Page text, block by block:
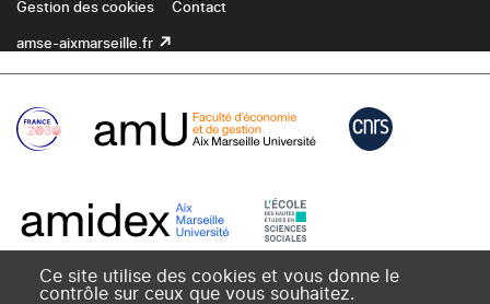
Gestion des cookies Contact
amse-aixmarseille.fr
Ce site utilise des cookies et vous donne le
contrôle sur ceux que vous souhaitez.